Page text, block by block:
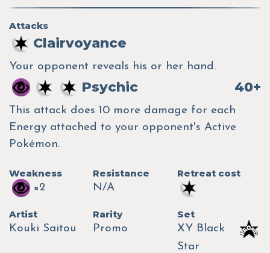
Attacks
Clairvoyance
Your opponent reveals his or her hand.
Psychic 40+
This attack does 10 more damage for each
Energy attached to your opponent's Active
Pokémon.
Weakness
×2
Resistance
N/A
Retreat cost
Artist
Kouki Saitou
Rarity
Promo
Set
XY Black
Star